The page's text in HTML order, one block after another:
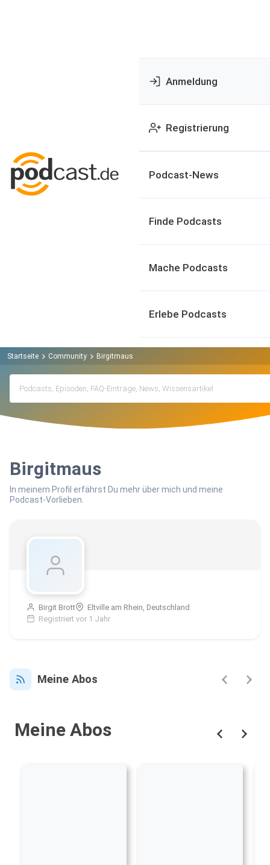
Anmeldung
Registrierung
Podcast-News
Finde Podcasts
Mache Podcasts
Erlebe Podcasts
Startseite Community Birgitmaus
Birgitmaus
In meinem Profil erfährst Du mehr über mich und meine
Podcast-Vorlieben.
Birgit Brott
Eltville am Rhein, Deutschland
Registriert vor 1 Jahr
Meine Abos
Meine Abos